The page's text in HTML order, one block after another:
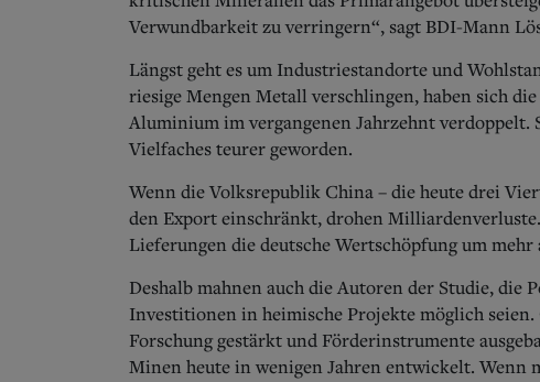
Verwundbarkeit zu verringern“, sagt BDI-Mann
Längst geht es um Industriestandorte und
riesige Mengen Metall verschlingen, haben sich
Aluminium im vergangenen Jahrzehnt verdoppelt.
Vielfaches teurer geworden.
Wenn die Volksrepublik China – die heute drei
den Export einschränkt, drohen
Lieferungen die deutsche Wertschöpfung um
Deshalb mahnen auch die Autoren der Studie, die
Investitionen in heimische Projekte möglich
Forschung gestärkt und Förderinstrumente
Minen heute in wenigen Jahren entwickelt. Wenn